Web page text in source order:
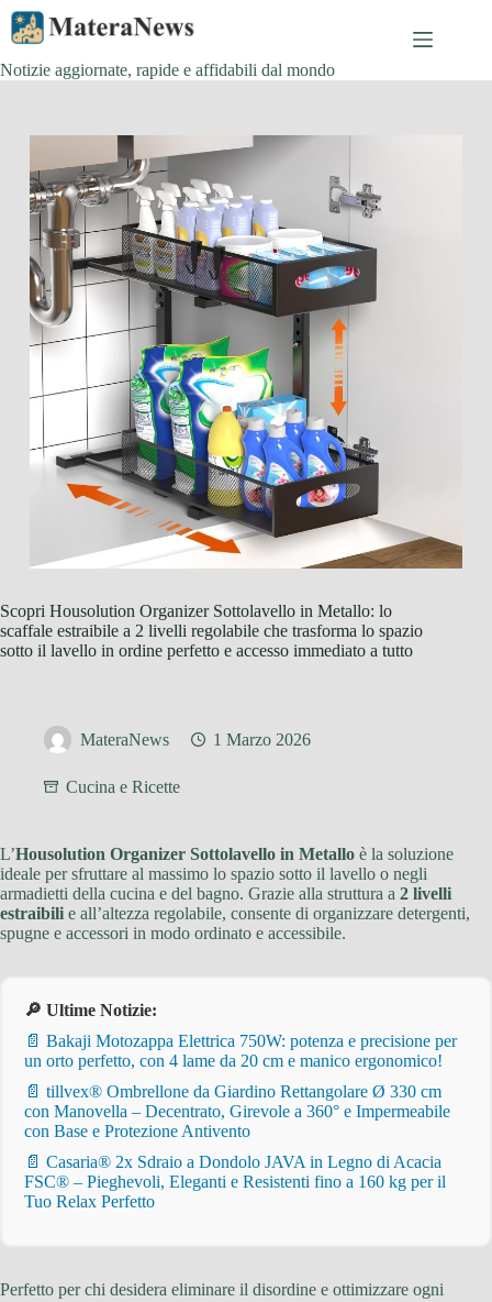
Salta
contenuto
Notizie aggiornate, rapide e affidabili dal mondo
Scopri Housolution Organizer Sottolavello in Metallo: lo
scaffale estraibile a 2 livelli regolabile che trasforma lo spazio
sotto il lavello in ordine perfetto e accesso immediato a tutto
MateraNews 1 Marzo 2026
Cucina e Ricette
L’Housolution Organizer Sottolavello in Metallo è la soluzione
ideale per sfruttare al massimo lo spazio sotto il lavello o negli
armadietti della cucina e del bagno. Grazie alla struttura a 2 livelli
estraibili e all’altezza regolabile, consente di organizzare detergenti,
spugne e accessori in modo ordinato e accessibile.
🔎 Ultime Notizie:
📄 Bakaji Motozappa Elettrica 750W: potenza e precisione per
un orto perfetto, con 4 lame da 20 cm e manico ergonomico!
📄 tillvex® Ombrellone da Giardino Rettangolare Ø 330 cm
con Manovella – Decentrato, Girevole a 360° e Impermeabile
con Base e Protezione Antivento
📄 Casaria® 2x Sdraio a Dondolo JAVA in Legno di Acacia
FSC® – Pieghevoli, Eleganti e Resistenti fino a 160 kg per il
Tuo Relax Perfetto
Perfetto per chi desidera eliminare il disordine e ottimizzare ogni